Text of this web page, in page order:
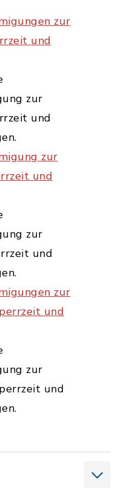
zur
und
zur
und
zur
und
zur
und
zur
und
zur
und